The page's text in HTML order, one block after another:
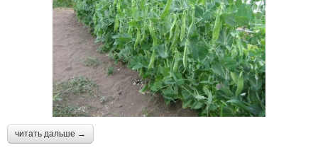
читать дальше →